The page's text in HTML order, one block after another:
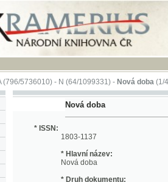
5736010) -N(64/1099331) -Nová doba(1/428)
Nová doba
1803-1137
* Hlavní název:
* Druh dokumentu: